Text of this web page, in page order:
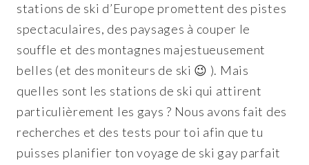
stations de ski d’Europe promettent des pistes
spectaculaires, des paysages à couper le
souffle et des montagnes majestueusement
belles (et des moniteurs de ski 😉 ). Mais
quelles sont les stations de ski qui attirent
particulièrement les gays ? Nous avons fait des
recherches et des tests pour toi afin que tu
puisses planifier ton voyage de ski gay parfait